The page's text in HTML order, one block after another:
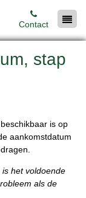
Contact
stap
is op
aankomstdatum
het voldoende
als de